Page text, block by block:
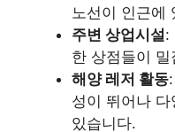
노선이 인근에
주변 상업시설:
한 상점들이
해양 레저 활동
성이 뛰어나
있습니다.